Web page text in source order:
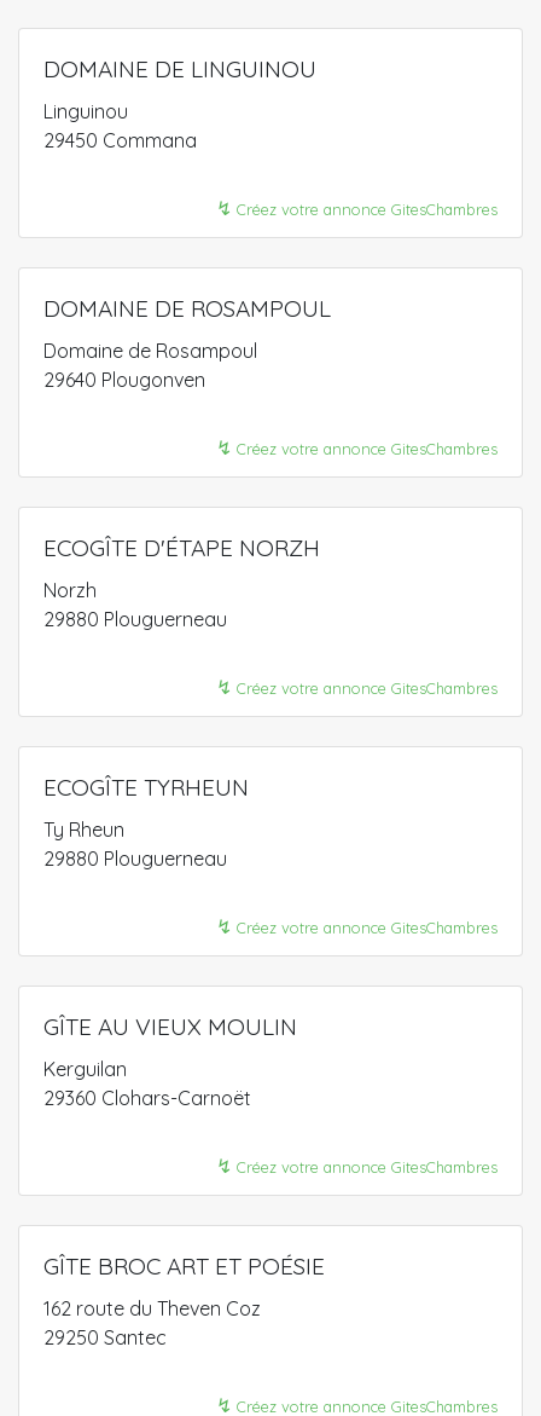
DOMAINE DE LINGUINOU
Linguinou
29450 Commana
↯ Créez votre annonce GitesChambres
DOMAINE DE ROSAMPOUL
Domaine de Rosampoul
29640 Plougonven
↯ Créez votre annonce GitesChambres
ECOGÎTE D'ÉTAPE NORZH
Norzh
29880 Plouguerneau
↯ Créez votre annonce GitesChambres
ECOGÎTE TYRHEUN
Ty Rheun
29880 Plouguerneau
↯ Créez votre annonce GitesChambres
GÎTE AU VIEUX MOULIN
Kerguilan
29360 Clohars-Carnoët
↯ Créez votre annonce GitesChambres
GÎTE BROC ART ET POÉSIE
162 route du Theven Coz
29250 Santec
↯ Créez votre annonce GitesChambres